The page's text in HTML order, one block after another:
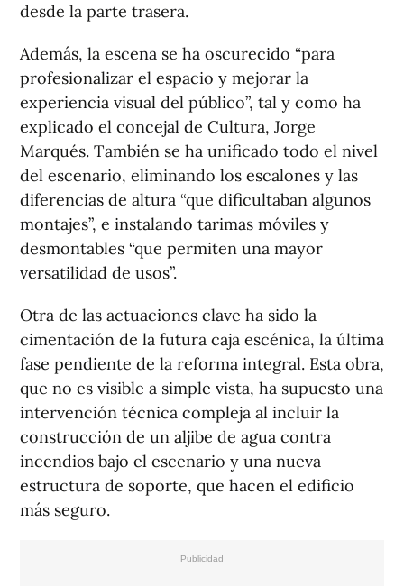
desde la parte trasera.
Además, la escena se ha oscurecido “para
profesionalizar el espacio y mejorar la
experiencia visual del público”, tal y como ha
explicado el concejal de Cultura, Jorge
Marqués. También se ha unificado todo el nivel
del escenario, eliminando los escalones y las
diferencias de altura “que dificultaban algunos
montajes”, e instalando tarimas móviles y
desmontables “que permiten una mayor
versatilidad de usos”.
Otra de las actuaciones clave ha sido la
cimentación de la futura caja escénica, la última
fase pendiente de la reforma integral. Esta obra,
que no es visible a simple vista, ha supuesto una
intervención técnica compleja al incluir la
construcción de un aljibe de agua contra
incendios bajo el escenario y una nueva
estructura de soporte, que hacen el edificio
más seguro.